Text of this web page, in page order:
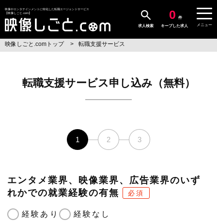
映像やエンタテインメントに特化した転職エージェントサービス
【映像しごと.com】
求人検索
0
件
キープした求人
メニュー
映像しごと.comトップ 転職支援サービス
転職支援サービス申し込み（無料）
1 2 3
エンタメ業界、映像業界、広告業界のいず
れかでの就業経験の有無
必須
経験あり 経験なし